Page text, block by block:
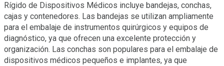
Rígido de Dispositivos Médicos incluye bandejas, conchas,
cajas y contenedores. Las bandejas se utilizan ampliamente
para el embalaje de instrumentos quirúrgicos y equipos de
diagnóstico, ya que ofrecen una excelente protección y
organización. Las conchas son populares para el embalaje de
dispositivos médicos pequeños e implantes, ya que